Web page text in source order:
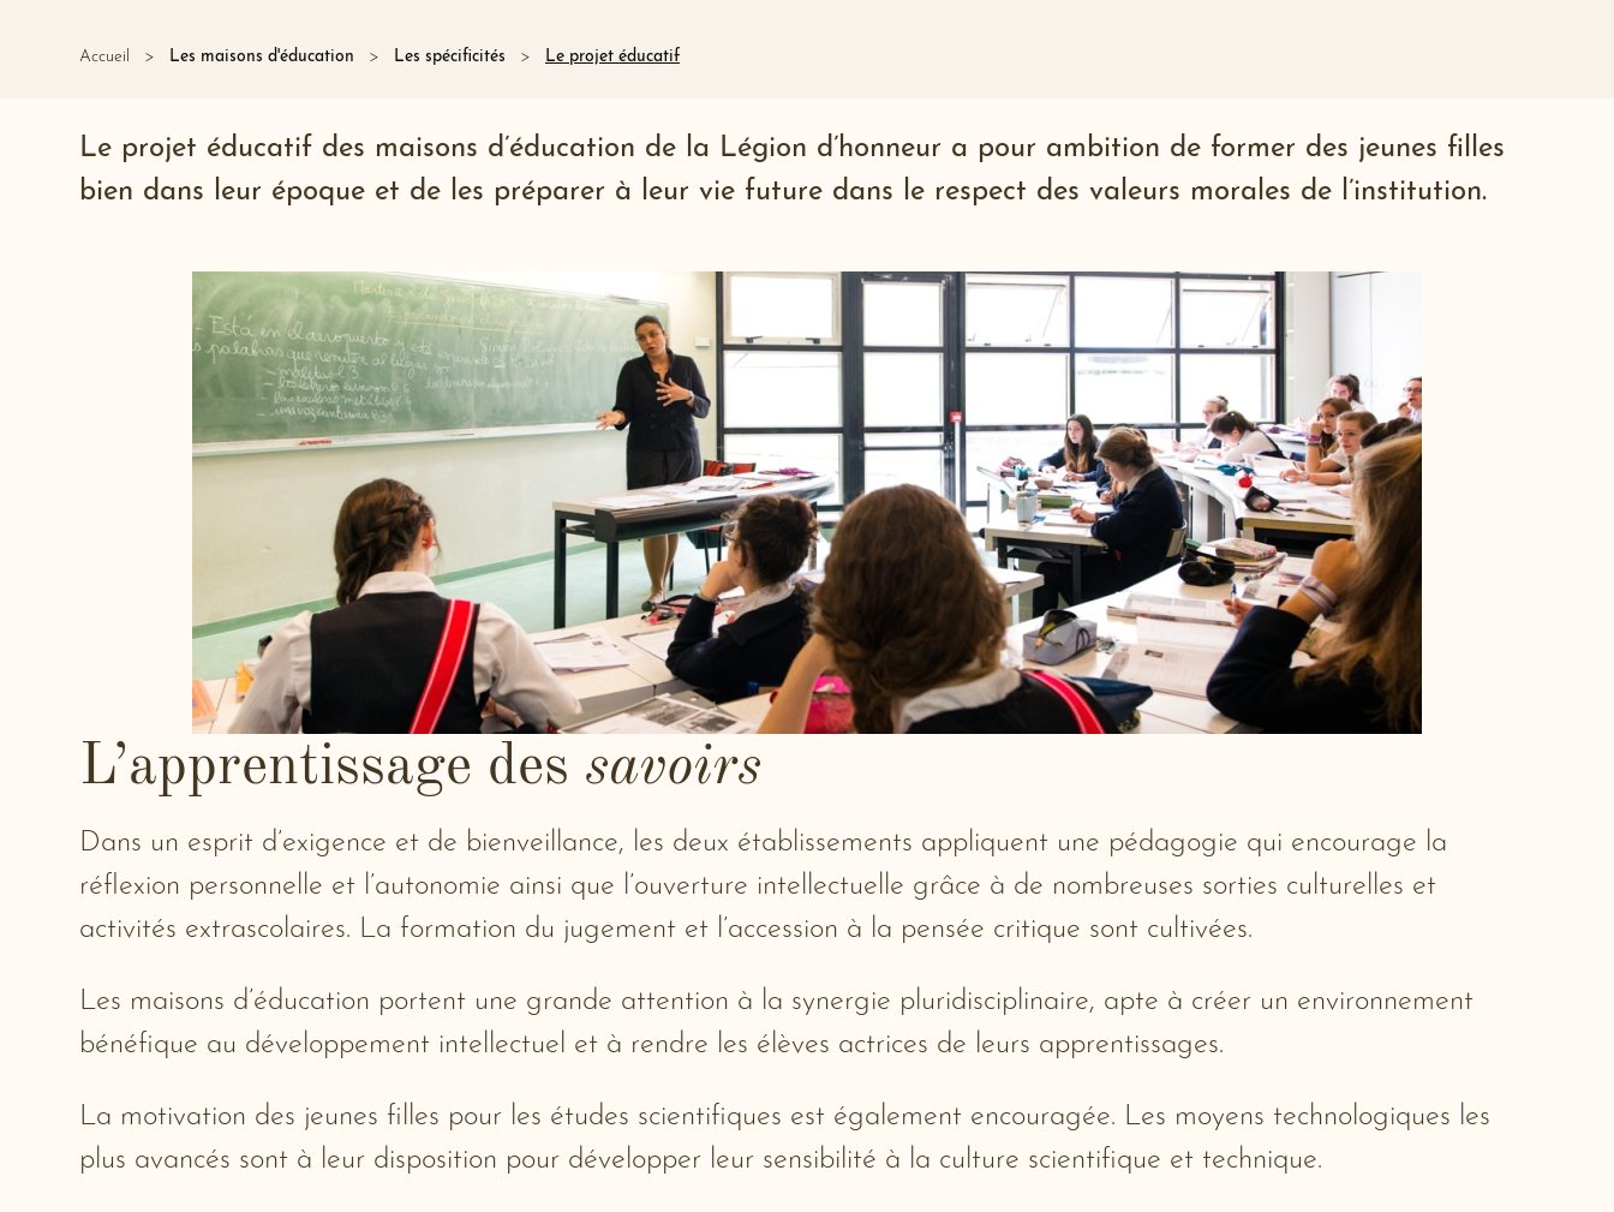
Accueil Les maisons d'éducation Les spécificités Le projet éducatif
Le projet éducatif des maisons d’éducation de la Légion d’honneur a pour ambition de former des jeunes filles
bien dans leur époque et de les préparer à leur vie future dans le respect des valeurs morales de l’institution.
L’apprentissage des savoirs
Dans un esprit d’exigence et de bienveillance, les deux établissements appliquent une pédagogie qui encourage la
réflexion personnelle et l’autonomie ainsi que l’ouverture intellectuelle grâce à de nombreuses sorties culturelles et
activités extrascolaires. La formation du jugement et l’accession à la pensée critique sont cultivées.
Les maisons d’éducation portent une grande attention à la synergie pluridisciplinaire, apte à créer un environnement
bénéfique au développement intellectuel et à rendre les élèves actrices de leurs apprentissages.
La motivation des jeunes filles pour les études scientifiques est également encouragée. Les moyens technologiques les
plus avancés sont à leur disposition pour développer leur sensibilité à la culture scientifique et technique.